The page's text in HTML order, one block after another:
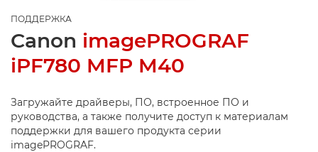
ПОДДЕРЖКА
Canon imagePROGRAF
iPF780 MFP M40
Загружайте драйверы, ПО, встроенное ПО и
руководства, а также получите доступ к материалам
поддержки для вашего продукта серии
imagePROGRAF.